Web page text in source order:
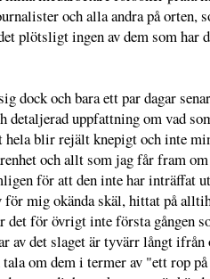
och alla andra på orten,
plötsligt ingen av dem som har
dock och bara ett par dagar
detaljerad uppfattning om vad
hela blir rejält knepigt och inte
och allt som jag får fram om
för att den inte har inträffat
mig okända skäl, hittat på
det för övrigt inte första gången
av det slaget är tyvärr långt ifrån
om dem i termer av "ett rop